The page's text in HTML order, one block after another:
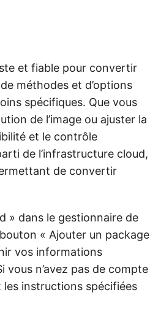
et fiable pour convertir
méthodes et d’options
spécifiques. Que vous
de l’image ou ajuster la
et le contrôle
de l’infrastructure cloud,
de convertir
» dans le gestionnaire de
« Ajouter un package
vos informations
vous n’avez pas de compte
instructions spécifiées